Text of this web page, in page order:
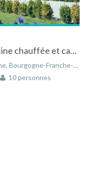
Gites,chambres d'hôtes avec piscine chauffée et caveau de dégustation en Bourgogne
Franche-Comté, France
10 personnes